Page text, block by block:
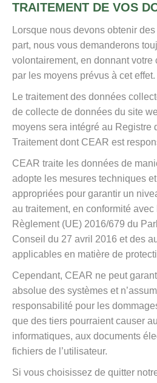
TRAITEMENT DE VOS
Lorsque nous devons obtenir
part, nous vous demanderons
volontairement, en donnant votre
par les moyens prévus à cet effet.
Le traitement des données
de collecte de données du site
moyens sera intégré au Registre
Traitement dont CEAR est
CEAR traite les données de
adopte les mesures techniques
appropriées pour garantir un
au traitement, en conformité
Règlement (UE) 2016/679 du
Conseil du 27 avril 2016 et des
applicables en matière de
Cependant, CEAR ne peut
absolue des systèmes et
responsabilité pour les
que des tiers pourraient causer
informatiques, aux documents
fichiers de l’utilisateur.
Si vous choisissez de quitter